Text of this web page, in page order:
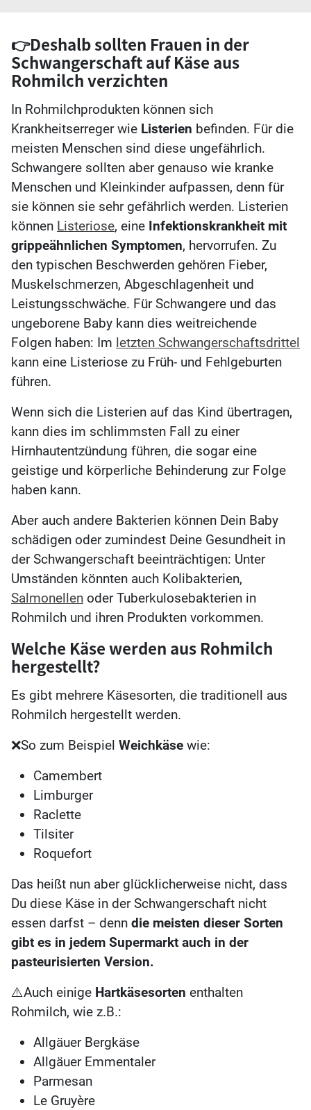
👉Deshalb sollten Frauen in der
Schwangerschaft auf Käse aus
Rohmilch verzichten
In Rohmilchprodukten können sich
Krankheitserreger wie Listerien befinden. Für die
meisten Menschen sind diese ungefährlich.
Schwangere sollten aber genauso wie kranke
Menschen und Kleinkinder aufpassen, denn für
sie können sie sehr gefährlich werden. Listerien
können Listeriose, eine Infektionskrankheit mit
grippeähnlichen Symptomen, hervorrufen. Zu
den typischen Beschwerden gehören Fieber,
Muskelschmerzen, Abgeschlagenheit und
Leistungsschwäche. Für Schwangere und das
ungeborene Baby kann dies weitreichende
Folgen haben: Im letzten Schwangerschaftsdrittel
kann eine Listeriose zu Früh- und Fehlgeburten
führen.
Wenn sich die Listerien auf das Kind übertragen,
kann dies im schlimmsten Fall zu einer
Hirnhautentzündung führen, die sogar eine
geistige und körperliche Behinderung zur Folge
haben kann.
Aber auch andere Bakterien können Dein Baby
schädigen oder zumindest Deine Gesundheit in
der Schwangerschaft beeinträchtigen: Unter
Umständen könnten auch Kolibakterien,
Salmonellen oder Tuberkulosebakterien in
Rohmilch und ihren Produkten vorkommen.
Welche Käse werden aus Rohmilch
hergestellt?
Es gibt mehrere Käsesorten, die traditionell aus
Rohmilch hergestellt werden.
❌So zum Beispiel Weichkäse wie:
Camembert
Limburger
Raclette
Tilsiter
Roquefort
Das heißt nun aber glücklicherweise nicht, dass
Du diese Käse in der Schwangerschaft nicht
essen darfst – denn die meisten dieser Sorten
gibt es in jedem Supermarkt auch in der
pasteurisierten Version.
⚠️Auch einige Hartkäsesorten enthalten
Rohmilch, wie z.B.:
Allgäuer Bergkäse
Allgäuer Emmentaler
Parmesan
Le Gruyère